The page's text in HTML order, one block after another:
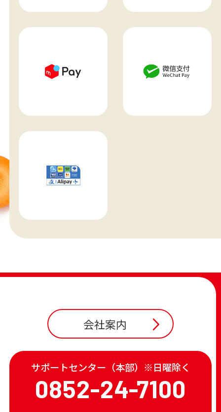
会社案内
サポートセンター（本部）※日曜除く
0852-24-7100